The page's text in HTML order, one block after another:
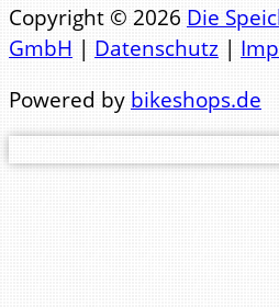
Telefon Werkstatt: 0441
Copyright © 2026 Die
GmbH | Datenschutz |
Powered by bikeshops.de